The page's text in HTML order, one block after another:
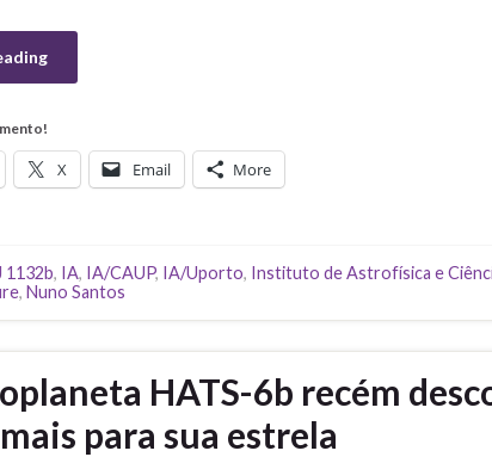
X Email More
1132b, IA, IA/CAUP, IA/Uporto, Instituto de Astrofísica e
, Nuno Santos
HATS-6b recém
para sua estrela